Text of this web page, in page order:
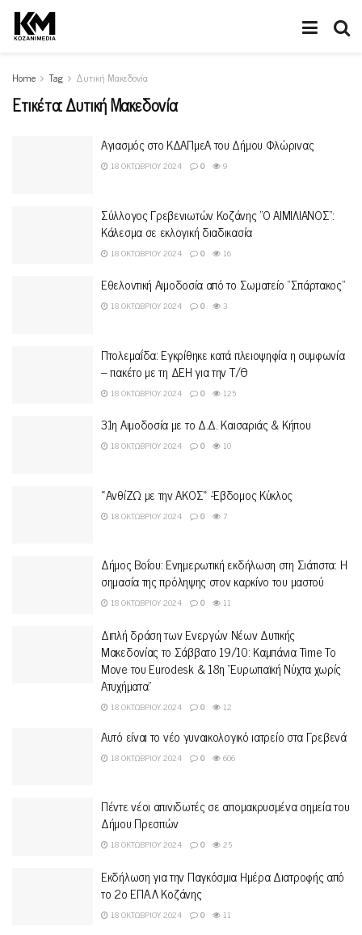
Home Tag Δυτική Μακεδονία
Ετικέτα:Δυτική Μακεδονία
Αγιασμός στο ΚΔΑΠμεΑ του Δήμου Φλώρινας
18 ΟΚΤΩΒΡΊΟΥ 2024 0 9
Σύλλογος Γρεβενιωτών Κοζάνης ”Ο ΑΙΜΙΛΙΑΝΟΣ”:
Κάλεσμα σε εκλογική διαδικασία
18 ΟΚΤΩΒΡΊΟΥ 2024 0 16
Εθελοντική Αιμοδοσία από το Σωματείο “Σπάρτακος”
18 ΟΚΤΩΒΡΊΟΥ 2024 0 3
Πτολεμαΐδα: Eγκρίθηκε κατά πλειοψηφία η συμφωνία
– πακέτο με τη ΔΕΗ για την Τ/Θ
18 ΟΚΤΩΒΡΊΟΥ 2024 0 125
31η Αιμοδοσία με το Δ.Δ. Καισαριάς & Κήπου
18 ΟΚΤΩΒΡΊΟΥ 2024 0 10
«ΑνθίΖΩ με την ΑΚΟΣ» -Έβδομος Κύκλος
18 ΟΚΤΩΒΡΊΟΥ 2024 0 7
Δήμος Βοΐου: Ενημερωτική εκδήλωση στη Σιάτιστα: Η
σημασία της πρόληψης στον καρκίνο του μαστού
18 ΟΚΤΩΒΡΊΟΥ 2024 0 11
Διπλή δράση των Ενεργών Νέων Δυτικής
Μακεδονίας το Σάββατο 19/10: Καμπάνια Time To
Move του Eurodesk & 18η “Ευρωπαϊκή Νύχτα χωρίς
Ατυχήματα”
18 ΟΚΤΩΒΡΊΟΥ 2024 0 12
Αυτό είναι το νέο γυναικολογικό ιατρείο στα Γρεβενά
18 ΟΚΤΩΒΡΊΟΥ 2024 0 606
Πέντε νέοι απινιδωτές σε απομακρυσμένα σημεία του
Δήμου Πρεσπών
18 ΟΚΤΩΒΡΊΟΥ 2024 0 25
Εκδήλωση για την Παγκόσμια Ημέρα Διατροφής από
το 2ο ΕΠΑ.Λ Κοζάνης
18 ΟΚΤΩΒΡΊΟΥ 2024 0 11